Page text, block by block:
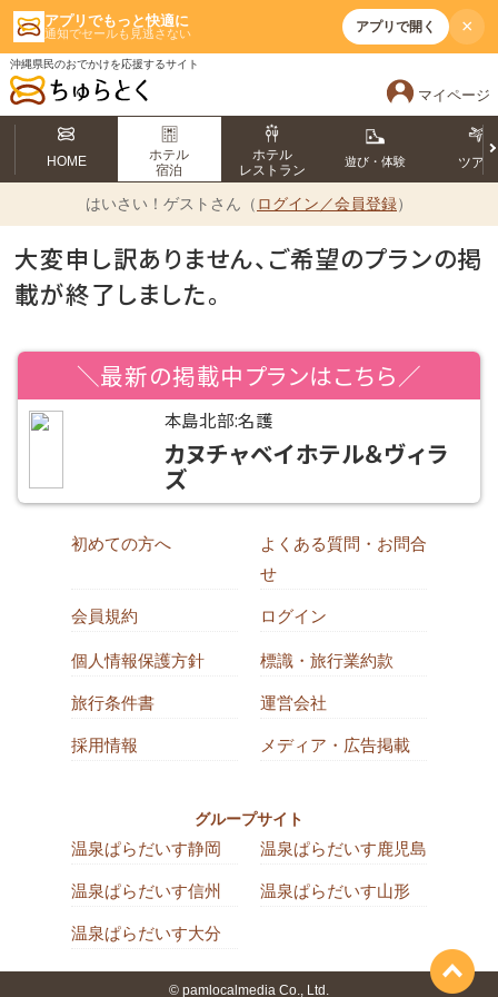
アプリでもっと快適に
通知でセールも見逃さない アプリで開く ×
沖縄県民のおでかけを応援するサイト
マイページ
HOME
ホテル
宿泊
ホテル
レストラン
遊び・体験 ツアー
はいさい！ ゲストさん（ ログイン／会員登録）
大変申し訳ありません、ご希望のプランの掲
載が終了しました。
＼最新の掲載中プランはこちら／
本島北部:名護
カヌチャベイホテル＆ヴィラ
ズ
初めての方へ
よくある質問・お問合
せ
会員規約 ログイン
個人情報保護方針 標識・旅行業約款
旅行条件書 運営会社
採用情報 メディア・広告掲載
グループサイト
温泉ぱらだいす静岡 温泉ぱらだいす鹿児島
温泉ぱらだいす信州 温泉ぱらだいす山形
温泉ぱらだいす大分
© pamlocalmedia Co., Ltd.